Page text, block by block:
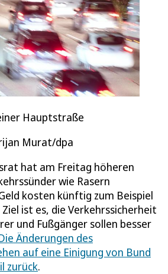
Hauptstraße
Murat/dpa
hat am Freitag höheren
wie Rasern
kosten künftig zum Beispiel
ist es, die Verkehrssicherheit
und Fußgänger sollen besser
Änderungen des
auf eine Einigung von Bund
zurück.